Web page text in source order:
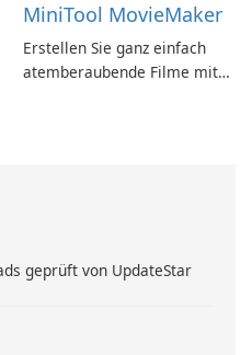
MiniTool MovieMaker
Erstellen Sie ganz einfach
atemberaubende Filme mit
geprüft von UpdateStar